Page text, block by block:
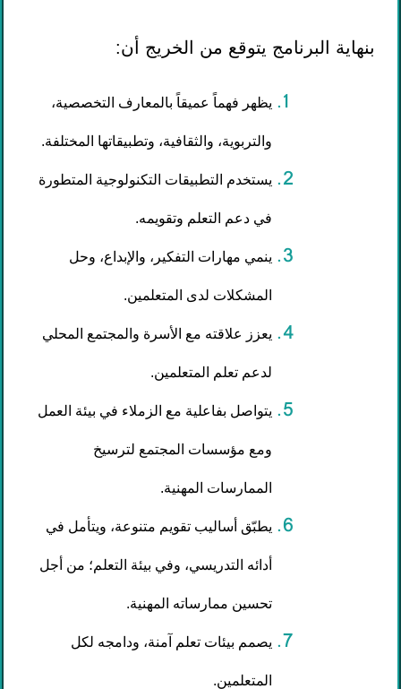
بنهاية البرنامج يتوقع من الخريج أن:
يظهر فهماً عميقاً بالمعارف التخصصية،
والتربوية، والثقافية، وتطبيقاتها المختلفة.
يستخدم التطبيقات التكنولوجية المتطورة
في دعم التعلم وتقويمه.
ينمي مهارات التفكير، والإبداع، وحل
المشكلات لدى المتعلمين.
يعزز علاقته مع الأسرة والمجتمع المحلي
لدعم تعلم المتعلمين.
يتواصل بفاعلية مع الزملاء في بيئة العمل
ومع مؤسسات المجتمع لترسيخ
الممارسات المهنية.
يطبّق أساليب تقويم متنوعة، ويتأمل في
أدائه التدريسي، وفي بيئة التعلم؛ من أجل
تحسين ممارساته المهنية.
يصمم بيئات تعلم آمنة، ودامجه لكل
المتعلمين.